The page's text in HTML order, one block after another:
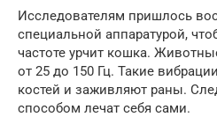
Исследователям пришлось
специальной аппаратурой,
частоте урчит кошка.
от 25 до 150 Гц. Такие
костей и заживляют раны.
способом лечат себя сами.